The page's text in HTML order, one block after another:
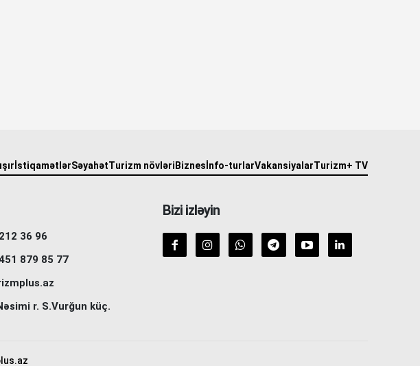
İstiqamətlərSəyahətTurizm növləri Biznes İnfo-turlarVakansiyalarTurizm+ TV
36 96
879 85 77
r. S.Vurğun küç.
Bizi izləyin